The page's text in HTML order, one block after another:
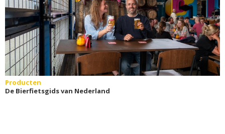
Producten
De Bierfietsgids van Nederland